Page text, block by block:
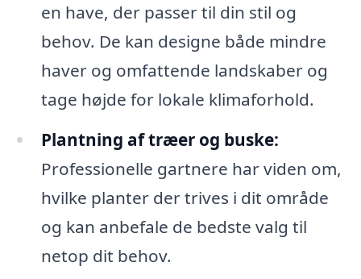
en have, der passer til din stil og
behov. De kan designe både mindre
haver og omfattende landskaber og
tage højde for lokale klimaforhold.
Plantning af træer og buske:
Professionelle gartnere har viden om,
hvilke planter der trives i dit område
og kan anbefale de bedste valg til
netop dit behov.